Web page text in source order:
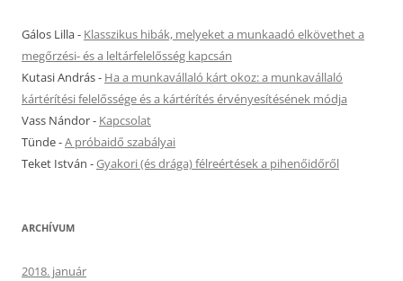
Gálos Lilla- Klasszikus hibák, melyeket a munkaadó elkövethet a
megőrzési- és a leltárfelelősség kapcsán
Kutasi András- Ha a munkavállaló kárt okoz: a munkavállaló
kártérítési felelőssége és a kártérítés érvényesítésének módja
Vass Nándor- Kapcsolat
Tünde-A próbaidő szabályai
Teket István -Gyakori (és drága) félreértések a pihenőidőről
ARCHÍVUM
2018. január